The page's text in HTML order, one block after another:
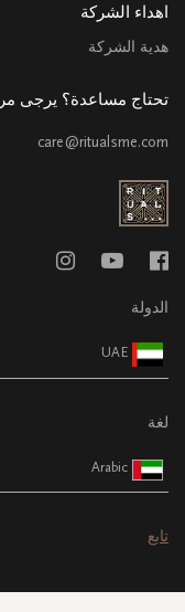
اهداء الشركة
هدية الشركة
تحتاج مساعدة؟ يرجى
care@ritualsme.com
الدولة
UAE
لغة
Arabic
تابع